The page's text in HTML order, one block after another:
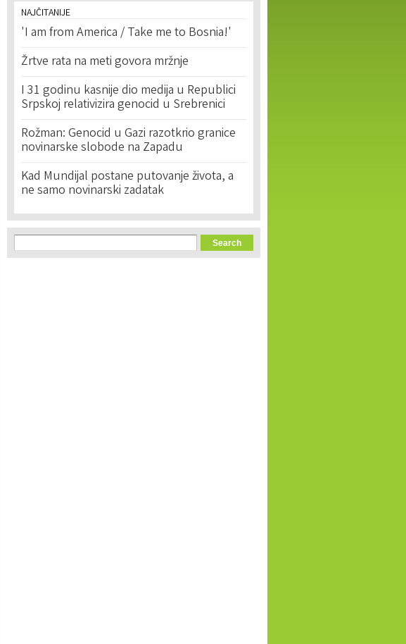
NAJČITANIJE
'I am from America / Take me to Bosnia!'
Žrtve rata na meti govora mržnje
I 31 godinu kasnije dio medija u Republici
Srpskoj relativizira genocid u Srebrenici
Rožman: Genocid u Gazi razotkrio granice
novinarske slobode na Zapadu
Kad Mundijal postane putovanje života, a
ne samo novinarski zadatak
Search form
Search